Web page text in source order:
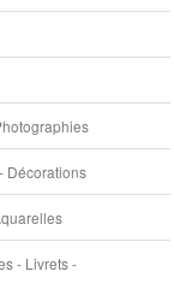
Décorations
- Livrets -